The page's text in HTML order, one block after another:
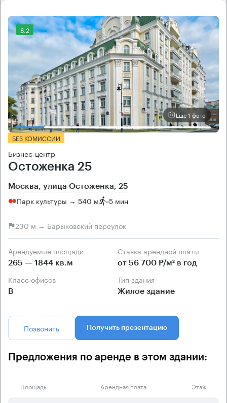
8.2
Еще 1 фото
БЕЗ КОМИССИИ
Бизнес-центр
Остоженка 25
Москва, улица Остоженка, 25
Парк культуры → 540 м ~5 мин
230 м → Барыковский переулок
Арендуемые площади
265 — 1844 кв.м
Ставка арендной платы
от 56 700 Р/м² в год
Класс офисов
B
Тип здания
Жилое здание
Позвонить Получить презентацию
Предложения по аренде в этом здании:
Площадь Арендная плата Этаж